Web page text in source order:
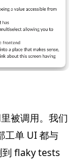
被调用。我们
工单 UI 都与
到 flaky tests